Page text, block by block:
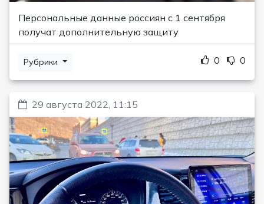
Персональные данные россиян с 1 сентября
получат дополнительную защиту
Рубрики 0 0
29 августа 2022, 11:15